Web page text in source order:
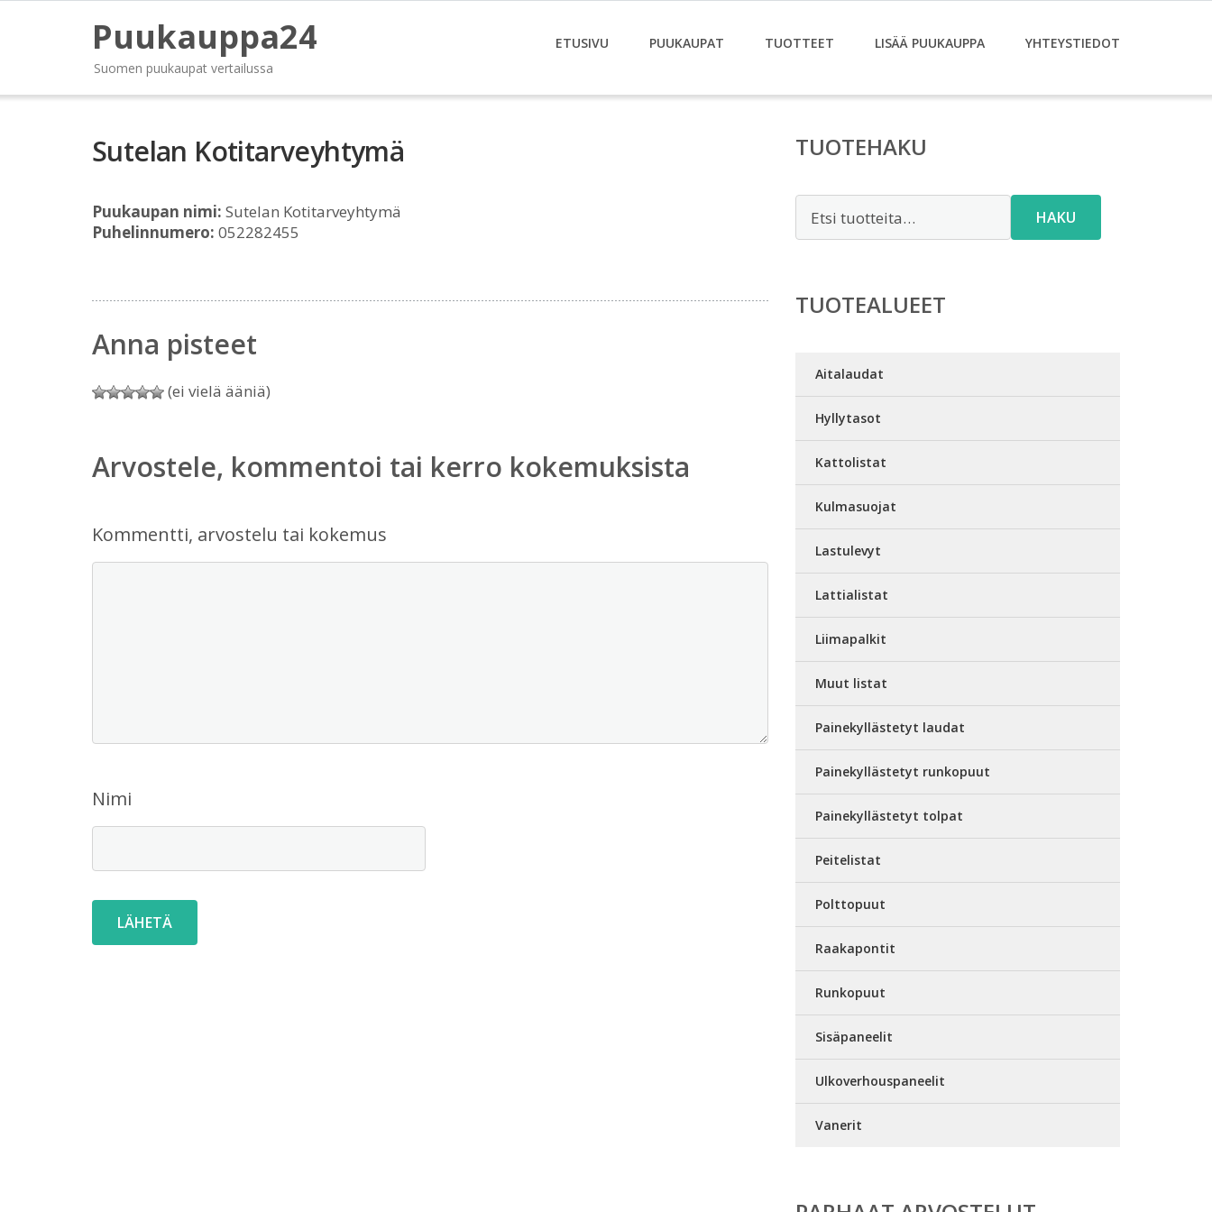
Puukauppa24
Suomen puukaupat vertailussa
ETUSIVU PUUKAUPAT TUOTTEET LISÄÄ PUUKAUPPA YHTEYSTIEDOT
Sutelan Kotitarveyhtymä
Puukaupan nimi: Sutelan Kotitarveyhtymä
Puhelinnumero: 052282455
Anna pisteet
(ei vielä ääniä)
Arvostele, kommentoi tai kerro kokemuksista
Kommentti, arvostelu tai kokemus
Nimi
TUOTEHAKU
HAKU
TUOTEALUEET
Aitalaudat
Hyllytasot
Kattolistat
Kulmasuojat
Lastulevyt
Lattialistat
Liimapalkit
Muut listat
Painekyllästetyt laudat
Painekyllästetyt runkopuut
Painekyllästetyt tolpat
Peitelistat
Polttopuut
Raakapontit
Runkopuut
Sisäpaneelit
Ulkoverhouspaneelit
Vanerit